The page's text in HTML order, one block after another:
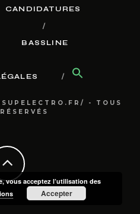
CANDIDATURES
BASSLINE
- TOUS
vous acceptez l’utilisation des
Accepter